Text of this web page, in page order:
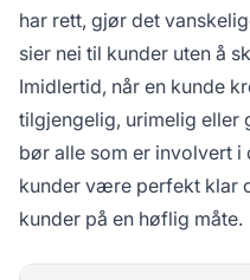
har rett, gjør det
sier nei til kunder uten å
Imidlertid, når en kunde
tilgjengelig, urimelig eller
bør alle som er involvert
kunder være perfekt klar
kunder på en høflig måte.